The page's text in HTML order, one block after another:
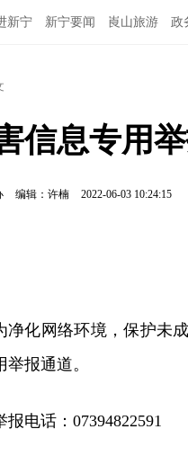
新宁 新宁要闻 崀山旅游 政
信息专用
编辑：许楠 2022-06-03 10:24:15
净化网络环境，保护未
举报通道。
报电话：07394822591